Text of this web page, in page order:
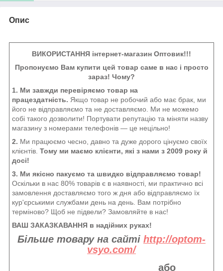
Опис
ВИКОРИСТАННЯ інтернет-магазин Оптовик!!!
Пропонуємо Вам купити цей товар саме в нас і просто
зараз! Чому?
1. Ми завжди перевіряємо товар на
працездатність. Якщо товар не робочий або має брак, ми
його не відправляємо та не доставляємо. Ми не можемо
собі такого дозволити! Портувати репутацію та міняти назву
магазину з номерами телефонів — це нецільно!
2. Ми працюємо чесно, давно та дуже дорого цінуємо своїх
клієнтів. Тому ми маємо клієнти, які з нами з 2009 року й
досі!
3. Ми якісно пакуємо та швидко відправляємо товар!
Оскільки в нас 80% товарів є в наявності, ми практично всі
замовлення доставляємо того ж дня або відправляємо їх
кур'єрськими службами день на день. Вам потрібно
терміново? Щоб не підвели? Замовляйте в нас!
ВАШ ЗАКАЗКАВАННЯ в надійних руках!
Більше товару на сайті http://optom-
vsyo.com/
або